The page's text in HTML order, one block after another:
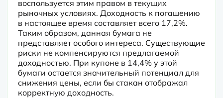
воспользуется этим правом в текущих
рыночных условиях. Доходность к погашению
в настоящее время составляет всего 17,2%.
Таким образом, данная бумага не
представляет особого интереса. Существующие
риски не компенсируются предлагаемой
доходностью. При купоне в 14,4% у этой
бумаги остается значительный потенциал для
снижения цены, если бы стакан отображал
корректную доходность.